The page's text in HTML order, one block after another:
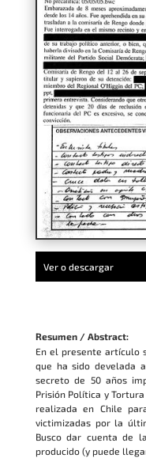
Ver o descargar
Resumen / Abstract:
En el presente artículo
que ha sido develada
secreto de 50 años
Prisión Política y
realizada en Chile
victimizadas por la
Busco dar cuenta de
producido (y puede